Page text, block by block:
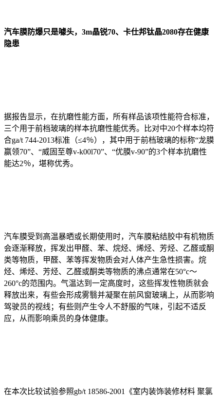
汽车膜防爆只是噱头，3m晶锐70、卡仕邦钛晶2080存在健康
隐患
据报告显示，在抗磨性能方面，所有样品该项性能符合标准，
三个用于前档玻璃的样本抗磨性能优秀。比对中20个样本均符
合ga/t 744-2013标准（≤4％），其中用于前档玻璃的标称“龙膜
赢领70”、“威固至尊v-k00l70”、“优膜v-90”的3个样本抗磨性
能达2％，堪称优秀。
汽车膜受到高温暴晒或长期使用时，汽车膜粘结胶中有机物质
会逐渐释放，挥发出甲醛、苯、烷烃、烯烃、芳烃、乙醛或酮
类等物质，甲醛、苯等挥发物质会对人体产生急性损害。烷
烃、烯烃、芳烃、乙醛或酮类等物质的沸点通常在50°c～
260°c的范围内。气温达到一定高度时，这些挥发性物质就会
释放出来，有些会形成雾翳并凝聚在前风窗玻璃上，从而影响
驾驶员的视线；有些则产生令人不舒服的气味，引起不适反
应，从而影响乘员的身体健康。
在本次比较试验参照gb/t 18586-2001《室内装饰装修材料 聚氯